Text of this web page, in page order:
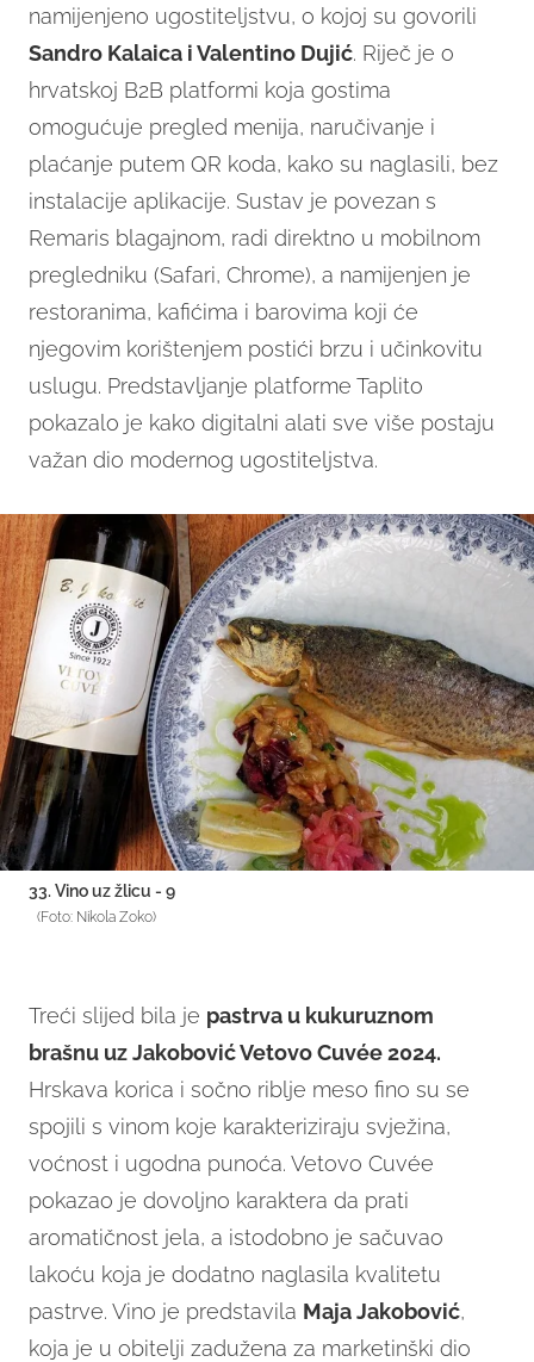
namijenjeno ugostiteljstvu, o kojoj su govorili
Sandro Kalaica i Valentino Dujić. Riječ je o
hrvatskoj B2B platformi koja gostima
omogućuje pregled menija, naručivanje i
plaćanje putem QR koda, kako su naglasili, bez
instalacije aplikacije. Sustav je povezan s
Remaris blagajnom, radi direktno u mobilnom
pregledniku (Safari, Chrome), a namijenjen je
restoranima, kafićima i barovima koji će
njegovim korištenjem postići brzu i učinkovitu
uslugu. Predstavljanje platforme Taplito
pokazalo je kako digitalni alati sve više postaju
važan dio modernog ugostiteljstva.
33. Vino uz žlicu - 9
(Foto: Nikola Zoko)
Treći slijed bila je pastrva u kukuruznom
brašnu uz Jakobović Vetovo Cuvée 2024.
Hrskava korica i sočno riblje meso fino su se
spojili s vinom koje karakteriziraju svježina,
voćnost i ugodna punoća. Vetovo Cuvée
pokazao je dovoljno karaktera da prati
aromatičnost jela, a istodobno je sačuvao
lakoću koja je dodatno naglasila kvalitetu
pastrve. Vino je predstavila Maja Jakobović,
koja je u obitelji zadužena za marketinški dio